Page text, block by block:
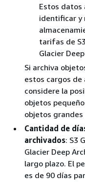
Estos datos
identificar y
tarifas de
Glacier
Si archiva
estos cargos de
considere la
objetos
objetos
Cantidad de
archivados: S3
Glacier Deep
largo plazo. El
es de 90 días